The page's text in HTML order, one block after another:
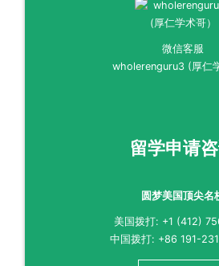
微信客服
wholerenguru3 (厚仁
留学申请
圆梦美国顶尖名
美国拨打: +1 (412)
中国拨打: +86 191-